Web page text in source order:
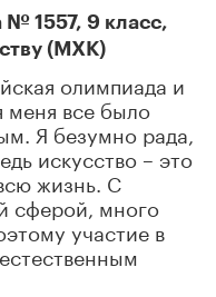
1557, 9 класс,
(МХК)
олимпиада и
меня все было
Я безумно рада,
искусство – это
жизнь. С
сферой, много
участие в